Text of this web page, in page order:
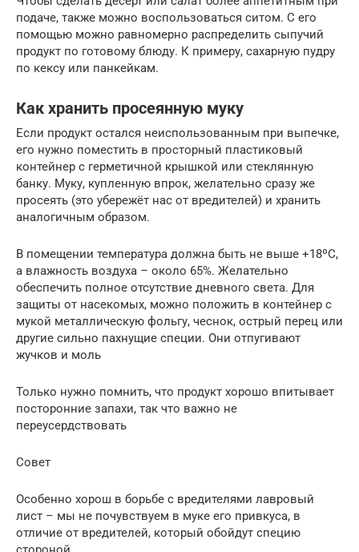
подаче, также можно воспользоваться ситом. С его
помощью можно равномерно распределить сыпучий
продукт по готовому блюду. К примеру, сахарную пудру
по кексу или панкейкам.
Как хранить просеянную муку
Если продукт остался неиспользованным при выпечке,
его нужно поместить в просторный пластиковый
контейнер с герметичной крышкой или стеклянную
банку. Муку, купленную впрок, желательно сразу же
просеять (это убережёт нас от вредителей) и хранить
аналогичным образом.
В помещении температура должна быть не выше +18ºС,
а влажность воздуха – около 65%. Желательно
обеспечить полное отсутствие дневного света. Для
защиты от насекомых, можно положить в контейнер с
мукой металлическую фольгу, чеснок, острый перец или
другие сильно пахнущие специи. Они отпугивают
жучков и моль
Только нужно помнить, что продукт хорошо впитывает
посторонние запахи, так что важно не
переусердствовать
Совет
Особенно хорош в борьбе с вредителями лавровый
лист – мы не почувствуем в муке его привкуса, в
отличие от вредителей, который обойдут специю